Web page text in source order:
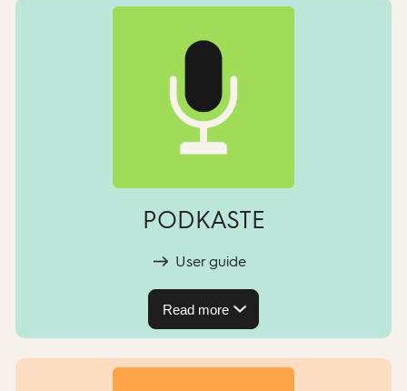
PODKASTE
User guide
Read more